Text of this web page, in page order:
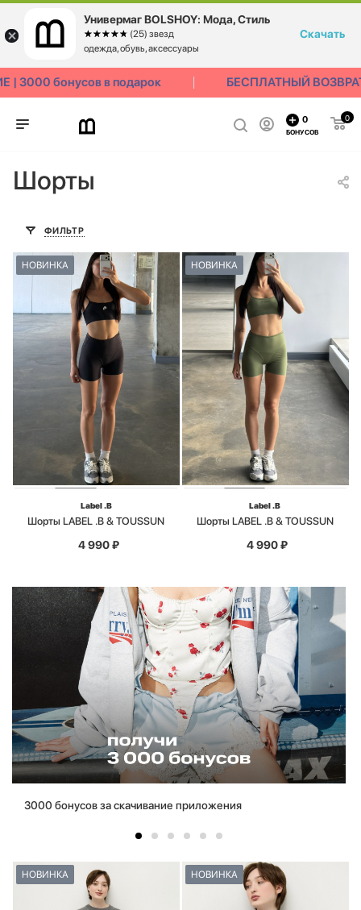
бонусов в подарок БЕСПЛАТНЫЙ ВОЗВРАТ
0
0
БОНУСОВ
Шорты
ФИЛЬТР
НОВИНКА
Label .B
Шорты LABEL .B & TOUSSUN
4 990₽
НОВИНКА
Label .B
Шорты LABEL .B & TOUSSUN
4 990₽
3000 бонусов за скачивание приложения
НОВИНКА НОВИНКА
Универмаг BOLSHOY: Мода, Стиль
☆☆☆☆☆
★★★★★ (25) звезд
одежда, обувь, аксессуары
Скачать